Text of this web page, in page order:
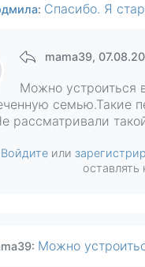
: Спасибо. Я стараюсь, пытаюсь найти подработку на дому по профессии, но здесь тоже непросто. Репетиторов достаточно и таких,
mama39,
Можно устроиться
семью.Такие
рассматривали
Войдите или
: Можно устроиться в обеспеченную семью.Такие педагоги в